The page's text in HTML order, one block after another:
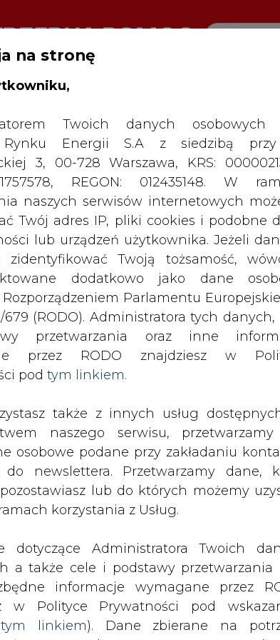
ZMIANY KADROWE NA RYNKU
na stronę
Twoich danych osobowych
Rynku Energii S.A z siedzibą
3, 00-728 Warszawa, KRS:
REGON: 012435148. W
naszych serwisów internetowych
Twój adres IP, pliki cookies i podobne
lub urządzeń użytkownika. Jeżeli
zidentyfikować Twoją tożsamość,
dodatkowo jako dane
Parlamentu
679 (RODO). Administratora tych danych,
przetwarzania oraz inne
przez RODO znajdziesz w
pod tym linkiem.
także z innych usług
naszego serwisu,
osobowe podane przy zakładaniu
do newslettera. Przetwarzamy dane,
lub do których możemy
korzystania z Usług.
dotyczące Administratora Twoich
a także cele i podstawy przetwarzania
informacje wymagane przez
w Polityce Prywatności pod
tym linkiem). Dane zbierane na
z państwami bałkańskimi
drukuj skomentuj udostępnij :
energetyczną z